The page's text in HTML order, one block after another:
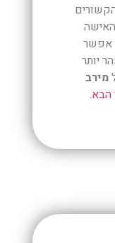
אפשר
יותר
מירב
הבא.